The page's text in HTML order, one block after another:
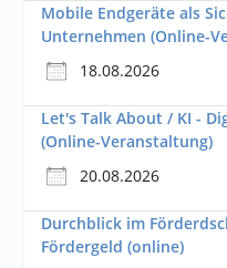
Mobile Endgeräte als
Unternehmen (Online-
18.08.2026
Let's Talk About / KI -
(Online-Veranstaltung)
20.08.2026
Durchblick im
Fördergeld (online)